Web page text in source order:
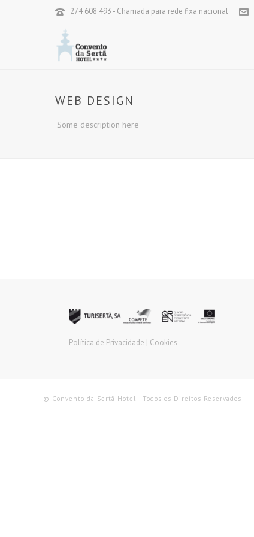
274 608 493 - Chamada para rede fixa nacional
WEB DESIGN
Some description here
Política de Privacidade | Cookies
© Convento da Sertã Hotel - Todos os Direitos Reservados